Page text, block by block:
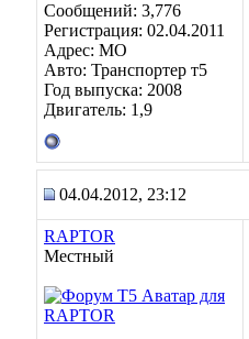
Сообщений: 3,776
Регистрация: 02.04.2011
Адрес: МО
Авто: Транспортер т5
Год выпуска: 2008
Двигатель: 1,9
04.04.2012, 23:12
RAPTOR
Местный